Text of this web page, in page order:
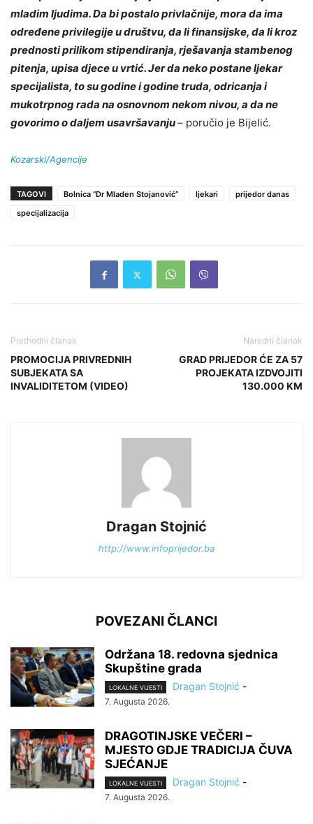
mladim ljudima. Da bi postalo privlačnije, mora da ima
određene privilegije u društvu, da li finansijske, da li kroz
prednosti prilikom stipendiranja, rješavanja stambenog
pitenja, upisa djece u vrtić. Jer da neko postane ljekar
specijalista, to su godine i godine truda, odricanja i
mukotrpnog rada na osnovnom nekom nivou, a da ne
govorimo o daljem usavršavanju– poručio je Bijelić.
Kozarski/Agencije
TAGOVI Bolnica “Dr Mladen Stojanović” ljekari
prijedor danas
specijalizacija
Prethodni članak
PROMOCIJA PRIVREDNIH
SUBJEKATA SA
INVALIDITETOM (VIDEO)
Naredni članak
GRAD PRIJEDOR ĆE ZA 57
PROJEKATA IZDVOJITI
130.000 KM
Dragan Stojnić
http://www.infoprijedor.ba
POVEZANI ČLANCI
Održana 18. redovna sjednica
Skupštine grada
LOKALNE VIJESTI Dragan Stojnić -
7. Augusta 2026.
DRAGOTINJSKE VEČERI –
MJESTO GDJE TRADICIJA ČUVA
SJEĆANJE
LOKALNE VIJESTI Dragan Stojnić -
7. Augusta 2026.